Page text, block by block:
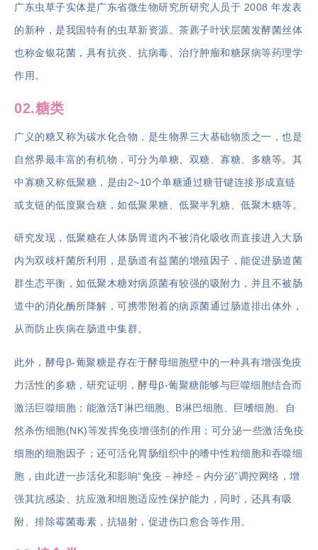
广东虫草子实体是广东省微生物研究所研究人员于 2008 年发表
的新种，是我国特有的虫草新资源。茶藨子叶状层菌发酵菌丝体
也称金银花菌，具有抗炎、抗病毒、治疗肿瘤和糖尿病等药理学
作用。
02.糖类
广义的糖又称为碳水化合物，是生物界三大基础物质之一，也是
自然界最丰富的有机物，可分为单糖、双糖、寡糖、多糖等。其
中寡糖又称低聚糖，是由2~10个单糖通过糖苷键连接形成直链
或支链的低度聚合糖，如低聚果糖、低聚半乳糖、低聚木糖等。
研究发现，低聚糖在人体肠胃道内不被消化吸收而直接进入大肠
内为双歧杆菌所利用，是肠道有益菌的增殖因子，能促进肠道菌
群生态平衡，如低聚木糖对病原菌有较强的吸附力，并且不被肠
道中的消化酶所降解，可携带附着的病原菌通过肠道排出体外，
从而防止疾病在肠道中集群。
此外，酵母β-葡聚糖是存在于酵母细胞壁中的一种具有增强免疫
力活性的多糖，研究证明，酵母β-葡聚糖能够与巨噬细胞结合而
激活巨噬细胞；能激活T淋巴细胞、B淋巴细胞、巨嗜细胞、自
然杀伤细胞(NK)等发挥免疫增强剂的作用；可分泌一些激活免疫
细胞的细胞因子；还可活化胃肠组织中的嗜中性粒细胞和吞噬细
胞，由此进一步活化和影响“免疫－神经－内分泌”调控网络，增
强其抗感染、抗应激和细胞适应性保护能力，同时，还具有吸
附、排除霉菌毒素，抗辐射，促进伤口愈合等作用。